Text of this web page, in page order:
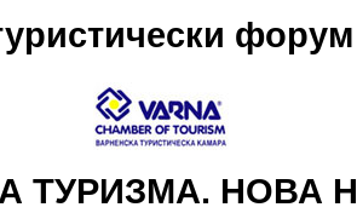
ТУРИЗМА. НОВА